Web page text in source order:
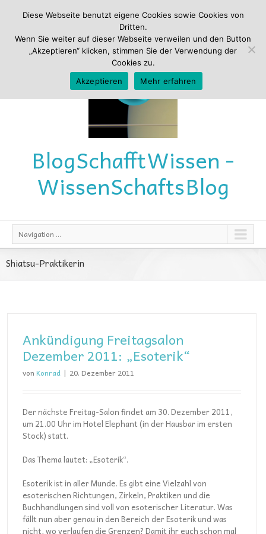
BlogSchafftWissen -
WissenSchaftsBlog
Navigation ...
Shiatsu-Praktikerin
Ankündigung Freitagsalon
Dezember 2011: „Esoterik“
von Konrad | 20. Dezember 2011
Der nächste Freitag-Salon findet am 30. Dezember 2011,
um 21.00 Uhr im Hotel Elephant (in der Hausbar im ersten
Stock) statt.
Das Thema lautet: „Esoterik“.
Esoterik ist in aller Munde. Es gibt eine Vielzahl von
esoterischen Richtungen, Zirkeln, Praktiken und die
Buchhandlungen sind voll von esoterischer Literatur. Was
fällt nun aber genau in den Bereich der Esoterik und was
nicht, wo verlaufen die Grenzen? Damit ihr euch schon mal
Diese Webseite benutzt eigene Cookies sowie Cookies von
Dritten.
Wenn Sie weiter auf dieser Webseite verweilen und den Button
„Akzeptieren“ klicken, stimmen Sie der Verwendung der
Cookies zu.
Akzeptieren
Mehr erfahren